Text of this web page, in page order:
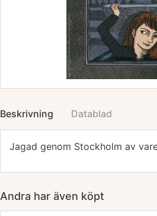
Beskrivning Datablad
Jagad genom Stockholm av
Andra har även köpt